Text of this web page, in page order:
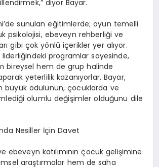
” diyor Bayar.
’de sunulan eğitimlerde; oyun temelli
psikolojisi, ebeveyn rehberliği ve
ıgibi çok yönlü içerikler yer alıyor.
liderliğindeki programlar sayesinde,
bireysel hem de grup halinde
yeterlilik kazanıyorlar. Bayar,
büyük ödülünün,çocuklarda ve
ği olumlu değişimler olduğunu dile
Nesiller İçin Davet
ebeveyn katılımınınçocuk gelişimine
araştırmalar hem de saha